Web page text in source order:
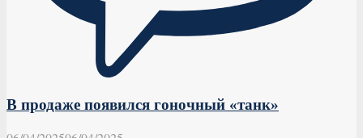
В продаже появился гоночный «танк»